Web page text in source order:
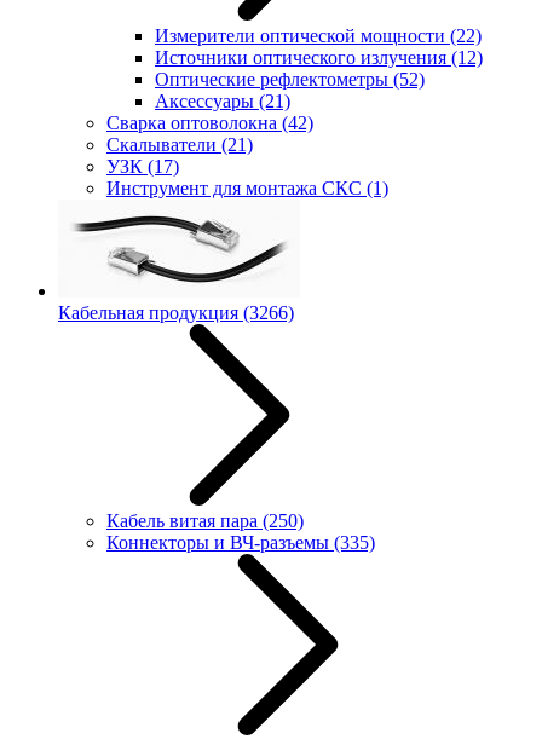
Измерители оптической мощности (22)
Источники оптического излучения (12)
Оптические рефлектометры (52)
Аксессуары (21)
Сварка оптоволокна (42)
Скалыватели (21)
УЗК (17)
Инструмент для монтажа СКС (1)
Кабельная продукция (3266)
Кабель витая пара (250)
Коннекторы и ВЧ-разъемы (335)